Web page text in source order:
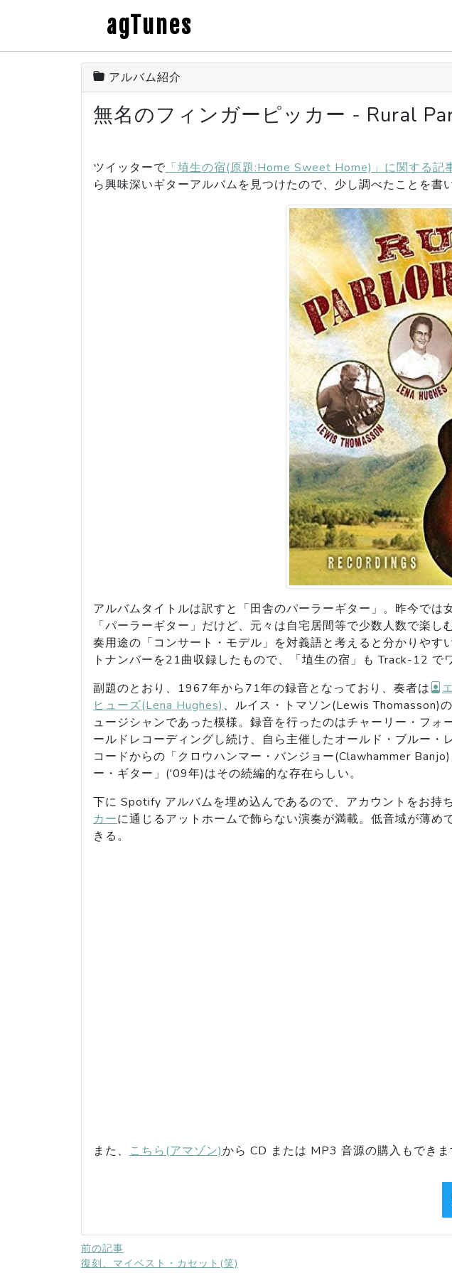
agTunes
アルバム紹介
無名のフィンガーピッカー - Rural
ツイッターで 「埴生の宿(原題:Home Sweet Home)」に関する記
ら興味深いギターアルバムを見つけたので、少し調べたことを書
アルバムタイトルは訳すと「田舎のパーラーギター」。昨今で
「パーラーギター」だけど、元々は自宅居間等で少数人数で楽
奏用途の「コンサート・モデル」を対義語と考えると分かりや
トナンバーを21曲収録したもので、「埴生の宿」も Track-12 で
副題のとおり、1967年から71年の録音となっており、奏者は
ヒューズ(Lena Hughes) 、ルイス・トマソン(Lewis Thomasson)
ュージシャンであった模様。録音を行ったのはチャーリー・フ
ールドレコーディングし続け、自ら主催したオールド・ブルー
コードからの「クロウハンマー・バンジョー(Clawhammer
ー・ギター」('09年)はその続編的な存在らしい。
下に Spotify アルバムを埋め込んであるので、アカウントをお持
カーに通じるアットホームで飾らない演奏が満載。低音域が薄
きる。
また、 こちら(アマゾン)から CD または MP3 音源の購入もできま
前の記事
復刻、マイベスト・カセット(笑)